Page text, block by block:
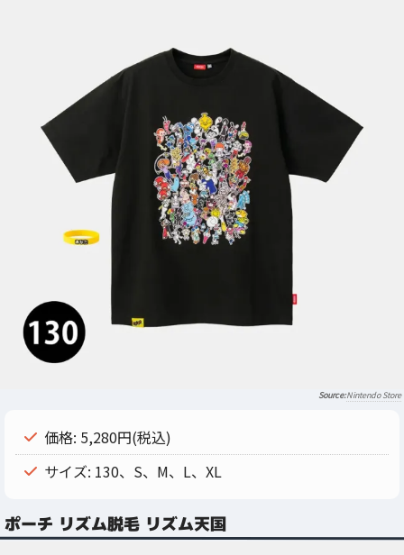
Nintendo Store
価格: 5,280円(税込)
サイズ: 130、S、M、L、XL
ポーチ リズム脱毛 リズム天国